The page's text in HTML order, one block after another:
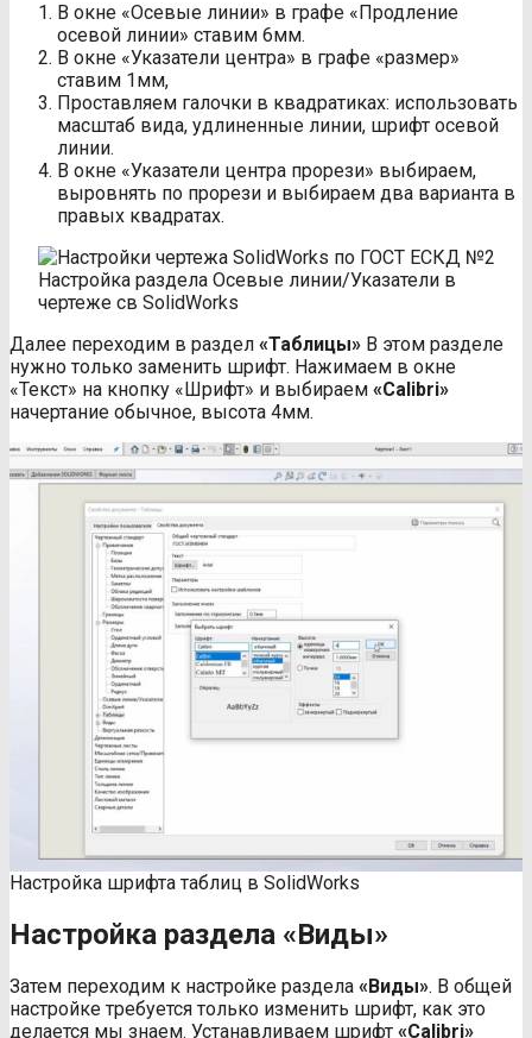
В окне «Осевые линии» в графе «Продление
осевой линии» ставим 6мм.
В окне «Указатели центра» в графе «размер»
ставим 1мм,
Проставляем галочки в квадратиках: использовать
масштаб вида, удлиненные линии, шрифт осевой
линии.
В окне «Указатели центра прорези» выбираем,
выровнять по прорези и выбираем два варианта в
правых квадратах.
Настройка раздела Осевые линии/Указатели в
чертеже св SolidWorks
Далее переходим в раздел «Таблицы» В этом разделе
нужно только заменить шрифт. Нажимаем в окне
«Текст» на кнопку «Шрифт» и выбираем «Calibri»
начертание обычное, высота 4мм.
Настройка шрифта таблиц в SolidWorks
Настройка раздела «Виды»
Затем переходим к настройке раздела «Виды». В общей
настройке требуется только изменить шрифт, как это
делается мы знаем. Устанавливаем шрифт «Calibri»